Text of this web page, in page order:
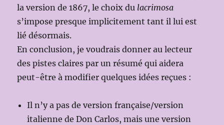
la version de 1867, le choix du lacrimosa
s’impose presque implicitement tant il lui est
lié désormais.
En conclusion, je voudrais donner au lecteur
des pistes claires par un résumé qui aidera
peut-être à modifier quelques idées reçues :
Il n’y a pas de version française/version
italienne de Don Carlos, mais une version